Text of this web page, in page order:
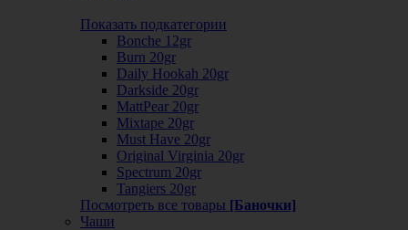
Показать подкатегории
Bonche 12gr
Burn 20gr
Daily Hookah 20gr
Darkside 20gr
MattPear 20gr
Mixtape 20gr
Must Have 20gr
Original Virginia 20gr
Spectrum 20gr
Tangiers 20gr
Посмотреть все товары [Баночки]
Чаши